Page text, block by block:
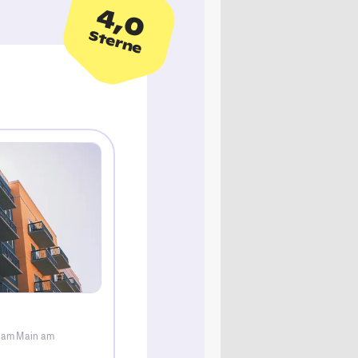
4,0
Sterne
Main am